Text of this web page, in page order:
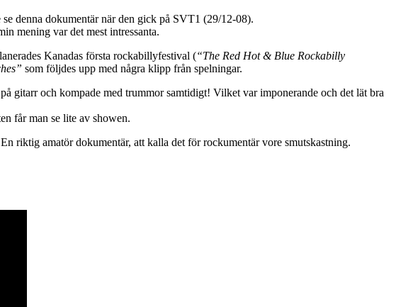
denna dokumentär när den gick på SVT1 (29/12-08).
mening var det mest intressanta.
Kanadas första rockabillyfestival (“The Red Hot & Blue Rockabilly
som följdes upp med några klipp från spelningar.
gitarr och kompade med trummor samtidigt! Vilket var imponerande och det lät bra
får man se lite av showen.
riktig amatör dokumentär, att kalla det för rockumentär vore smutskastning.